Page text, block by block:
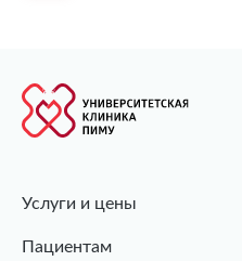
Услуги и цены
Пациентам